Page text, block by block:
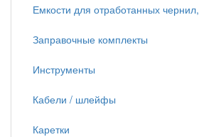
Емкости для отработанных чернил,
Заправочные комплекты
Инструменты
Кабели / шлейфы
Каретки